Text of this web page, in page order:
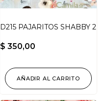
D215 PAJARITOS SHABBY 2
$ 350,00
AÑADIR AL CARRITO